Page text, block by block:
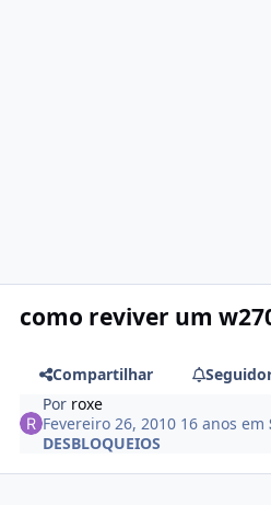
como reviver um
Compartilhar
Por roxe
Fevereiro 26, 2010 16 anos em
DESBLOQUEIOS